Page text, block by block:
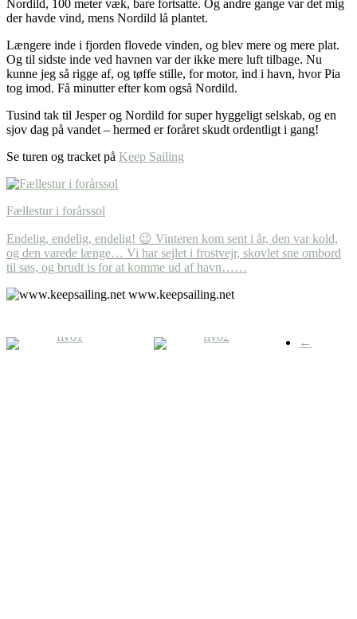
Nordild, 100 meter væk, bare fortsatte. Og andre gange var det mig
der havde vind, mens Nordild lå plantet.
Længere inde i fjorden flovede vinden, og blev mere og mere plat.
Og til sidste inde ved havnen var der ikke mere luft tilbage. Nu
kunne jeg så rigge af, og tøffe stille, for motor, ind i havn, hvor Pia
tog imod. Få minutter efter kom også Nordild.
Tusind tak til Jesper og Nordild for super hyggeligt selskab, og en
sjov dag på vandet – hermed er foråret skudt ordentligt i gang!
Se turen og tracket på Keep Sailing
Fællestur i forårssol
Endelig, endelig, endelig! 😉 Vinteren kom sent i år, den var kold,
og den varede længe… Vi har sejlet i frostvejr, skovlet sne ombord
til søs, og brudt is for at komme ud af havn……
www.keepsailing.net
←